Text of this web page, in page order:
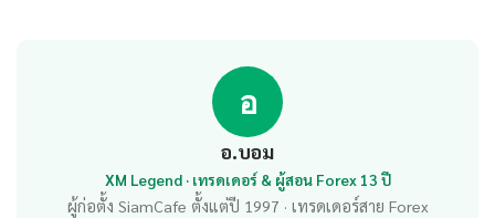
อ
อ.บอม
XM Legend · เทรดเดอร์ & ผู้สอน Forex 13 ปี
ผู้ก่อตั้ง SiamCafe ตั้งแต่ปี 1997 · เทรดเดอร์สาย Forex